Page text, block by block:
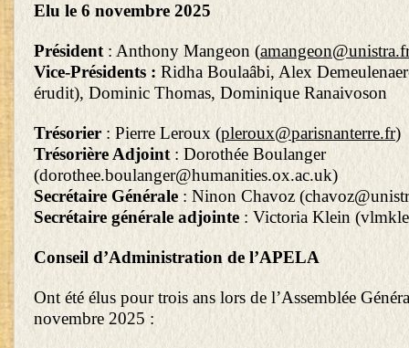
Elu le 6 novembre 2025
Président: Anthony Mangeon (
Vice-Présidents : Ridha Boulaâbi, Alex
érudit), Dominic Thomas, Dominique Ranaivoson
Trésorier : Pierre Leroux (pleroux@parisnanterre.fr)
Trésorière Adjoint: Dorothée Boulanger
(dorothee.boulanger@humanities.ox.ac.uk)
Secrétaire Générale : Ninon Chavoz (
Secrétaire générale adjointe : Victoria Klein (
Conseil d’Administration de l’APELA
Ont été élus pour trois ans lors de l’Assemblée
novembre 2025 :